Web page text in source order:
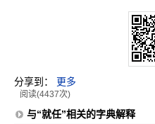
分享到： 更多
阅读(4437次)
与“就任”相关的字典解释